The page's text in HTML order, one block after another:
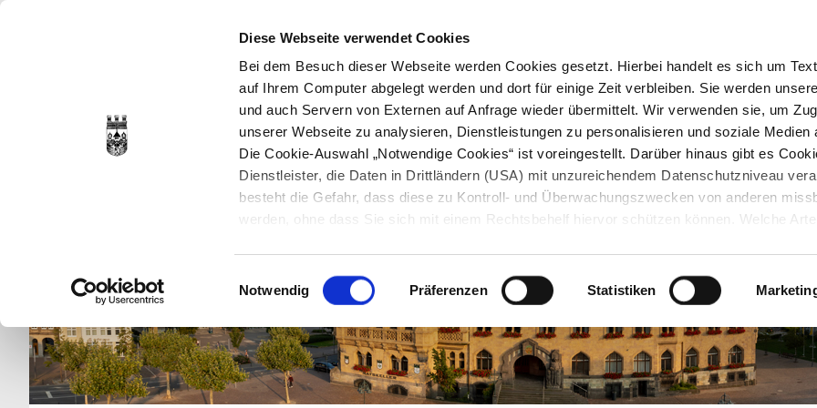
Diese Webseite verwendet Cookies
Bei dem Besuch dieser Webseite werden Cookies gesetzt. Hierbei handelt es sich um
auf Ihrem Computer abgelegt werden und dort für einige Zeit verbleiben. Sie werden
und auch Servern von Externen auf Anfrage wieder übermittelt. Wir verwenden sie, um
unserer Webseite zu analysieren, Dienstleistungen zu personalisieren und soziale Medien
Die Cookie-Auswahl „Notwendige Cookies“ ist voreingestellt. Darüber hinaus gibt es
Dienstleister, die Daten in Drittländern (USA) mit unzureichendem Datenschutzniveau
besteht die Gefahr, dass diese zu Kontroll- und Überwachungszwecken von anderen
werden, ohne dass Sie sich mit einem Rechtsbehelf hiervor schützen können. Welche
Datenschutzerklärung
entnehmen. Die von Ihnen getroffene Auswahl der gewünschten
jederzeit mit Wirkung für die Zukunft angepasst oder
werden.
Einwilligungsauswahl
Notwendig Präferenzen Statistiken
STARTSEITE